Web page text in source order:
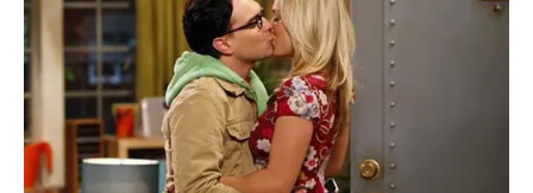
zu den Reisebüros